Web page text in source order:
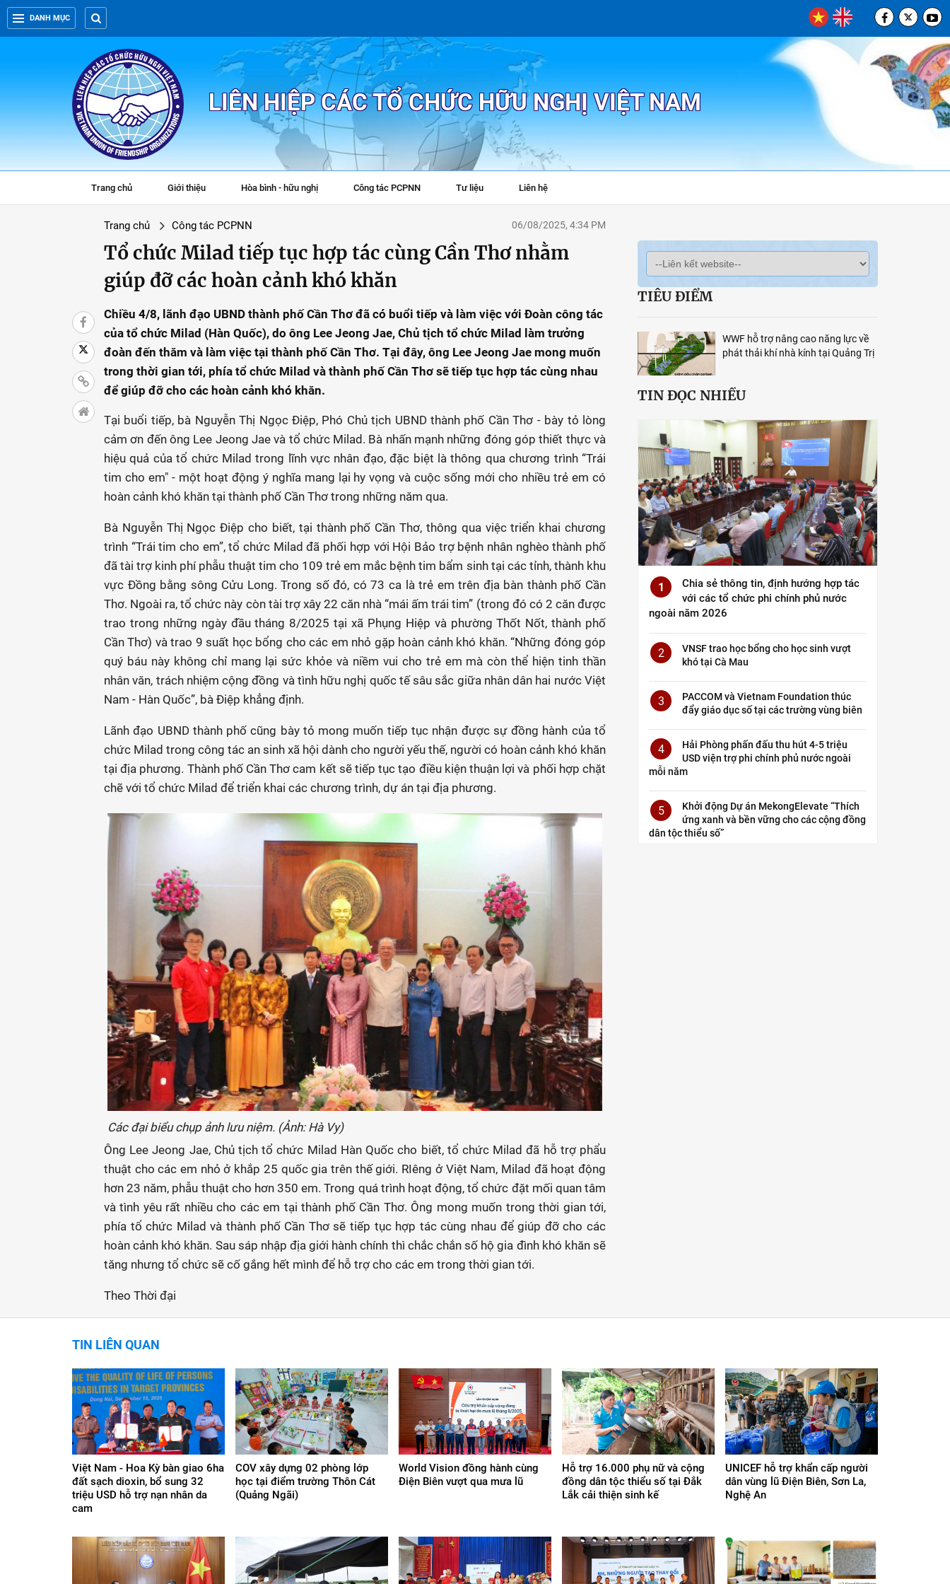
DANH MỤC
LIÊN HIỆP CÁC TỔ CHỨC HỮU NGHỊ VIỆT NAM
Trang chủ Giới thiệu Hòa bình - hữu nghị Công tác PCPNN Tư liệu Liên hệ
Trang chủ Công tác PCPNN 06/08/2025, 4:34 PM
Tổ chức Milad tiếp tục hợp tác cùng Cần Thơ nhằm
giúp đỡ các hoàn cảnh khó khăn
Chiều 4/8, lãnh đạo UBND thành phố Cần Thơ đã có buổi tiếp và làm việc với Đoàn công tác
của tổ chức Milad (Hàn Quốc), do ông Lee Jeong Jae, Chủ tịch tổ chức Milad làm trưởng
đoàn đến thăm và làm việc tại thành phố Cần Thơ. Tại đây, ông Lee Jeong Jae mong muốn
trong thời gian tới, phía tổ chức Milad và thành phố Cần Thơ sẽ tiếp tục hợp tác cùng nhau
để giúp đỡ cho các hoàn cảnh khó khăn.
Tại buổi tiếp, bà Nguyễn Thị Ngọc Điệp, Phó Chủ tịch UBND thành phố Cần Thơ - bày tỏ lòng
cảm ơn đến ông Lee Jeong Jae và tổ chức Milad. Bà nhấn mạnh những đóng góp thiết thực và
hiệu quả của tổ chức Milad trong lĩnh vực nhân đạo, đặc biệt là thông qua chương trình “Trái
tim cho em" - một hoạt động ý nghĩa mang lại hy vọng và cuộc sống mới cho nhiều trẻ em có
hoàn cảnh khó khăn tại thành phố Cần Thơ trong những năm qua.
Bà Nguyễn Thị Ngọc Điệp cho biết, tại thành phố Cần Thơ, thông qua việc triển khai chương
trình “Trái tim cho em”, tổ chức Milad đã phối hợp với Hội Bảo trợ bệnh nhân nghèo thành phố
đã tài trợ kinh phí phẫu thuật tim cho 109 trẻ em mắc bệnh tim bẩm sinh tại các tỉnh, thành khu
vực Đồng bằng sông Cửu Long. Trong số đó, có 73 ca là trẻ em trên địa bàn thành phố Cần
Thơ. Ngoài ra, tổ chức này còn tài trợ xây 22 căn nhà “mái ấm trái tim” (trong đó có 2 căn được
trao trong những ngày đầu tháng 8/2025 tại xã Phụng Hiệp và phường Thốt Nốt, thành phố
Cần Thơ) và trao 9 suất học bổng cho các em nhỏ gặp hoàn cảnh khó khăn. “Những đóng góp
quý báu này không chỉ mang lại sức khỏe và niềm vui cho trẻ em mà còn thể hiện tinh thần
nhân văn, trách nhiệm cộng đồng và tình hữu nghị quốc tế sâu sắc giữa nhân dân hai nước Việt
Nam - Hàn Quốc”, bà Điệp khẳng định.
Lãnh đạo UBND thành phố cũng bày tỏ mong muốn tiếp tục nhận được sự đồng hành của tổ
chức Milad trong công tác an sinh xã hội dành cho người yếu thế, người có hoàn cảnh khó khăn
tại địa phương. Thành phố Cần Thơ cam kết sẽ tiếp tục tạo điều kiện thuận lợi và phối hợp chặt
chẽ với tổ chức Milad để triển khai các chương trình, dự án tại địa phương.
Các đại biểu chụp ảnh lưu niệm. (Ảnh: Hà Vy)
Ông Lee Jeong Jae, Chủ tịch tổ chức Milad Hàn Quốc cho biết, tổ chức Milad đã hỗ trợ phẩu
thuật cho các em nhỏ ở khắp 25 quốc gia trên thế giới. RIêng ở Việt Nam, Milad đã hoạt động
hơn 23 năm, phẫu thuật cho hơn 350 em. Trong quá trình hoạt động, tổ chức đặt mối quan tâm
và tình yêu rất nhiều cho các em tại thành phố Cần Thơ. Ông mong muốn trong thời gian tới,
phía tổ chức Milad và thành phố Cần Thơ sẽ tiếp tục hợp tác cùng nhau để giúp đỡ cho các
hoàn cảnh khó khăn. Sau sáp nhập địa giới hành chính thì chắc chắn số hộ gia đình khó khăn sẽ
tăng nhưng tổ chức sẽ cố gắng hết mình để hỗ trợ cho các em trong thời gian tới.
Theo Thời đại
TIÊU ĐIỂM
WWF hỗ trợ nâng cao năng lực về
phát thải khí nhà kính tại Quảng Trị
TIN ĐỌC NHIỀU
1
Chia sẻ thông tin, định hướng hợp tác
với các tổ chức phi chính phủ nước
ngoài năm 2026
2
VNSF trao học bổng cho học sinh vượt
khó tại Cà Mau
3
PACCOM và Vietnam Foundation thúc
đẩy giáo dục số tại các trường vùng biên
4
Hải Phòng phấn đấu thu hút 4-5 triệu
USD viện trợ phi chính phủ nước ngoài
mỗi năm
5
Khởi động Dự án MekongElevate “Thích
ứng xanh và bền vững cho các cộng đồng
dân tộc thiểu số”
TIN LIÊN QUAN
Việt Nam - Hoa Kỳ bàn giao 6ha
đất sạch dioxin, bổ sung 32
triệu USD hỗ trợ nạn nhân da
cam
COV xây dựng 02 phòng lớp
học tại điểm trường Thôn Cát
(Quảng Ngãi)
World Vision đồng hành cùng
Điện Biên vượt qua mưa lũ
Hỗ trợ 16.000 phụ nữ và cộng
đồng dân tộc thiểu số tại Đắk
Lắk cải thiện sinh kế
UNICEF hỗ trợ khẩn cấp người
dân vùng lũ Điện Biên, Sơn La,
Nghệ An